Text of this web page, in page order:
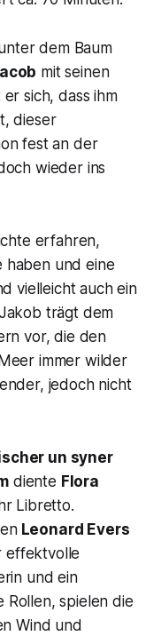
dem Baum
mit seinen
sich, dass ihm
dieser
fest an der
wieder ins
erfahren,
haben und eine
vielleicht auch ein
trägt dem
vor, die den
immer wilder
jedoch nicht
un syner
diente Flora
Libretto.
Leonard Evers
effektvolle
und ein
Rollen, spielen die
Wind und